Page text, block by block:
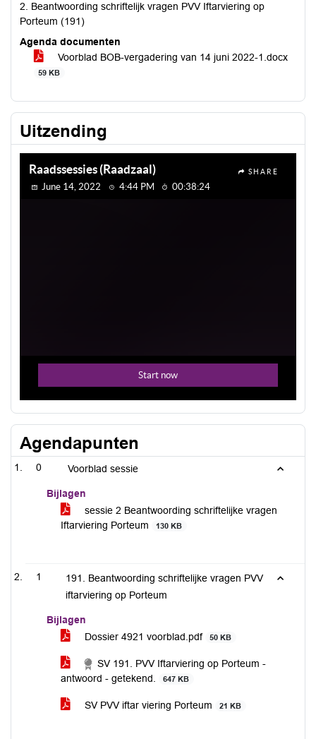
2. Beantwoording schriftelijk vragen PVV Iftarviering op
Porteum (191)
Agenda documenten
Voorblad BOB-vergadering van 14 juni 2022-1.docx
59 KB
Uitzending
Agendapunten
0 Voorblad sessie
Bijlagen
sessie 2 Beantwoording schriftelijke vragen
Iftarviering Porteum
130 KB
1
191. Beantwoording schriftelijke vragen PVV
iftarviering op Porteum
Bijlagen
Dossier 4921 voorblad.pdf
50 KB
SV 191. PVV Iftarviering op Porteum -
antwoord - getekend.
647 KB
SV PVV iftar viering Porteum 21 KB